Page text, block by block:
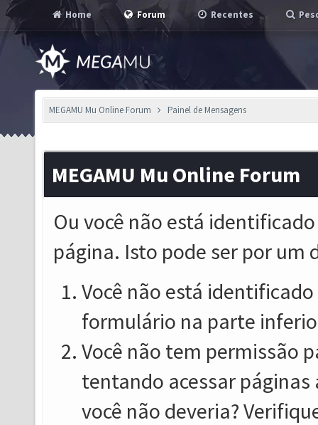
Home Forum Recentes
MEGAMU Mu Online Forum Painel de Mensagens
MEGAMU Mu Online Forum
Ou você não está
página. Isto pode ser por um
Você não está
formulário na parte
Você não tem permissão
tentando acessar
você não deveria?